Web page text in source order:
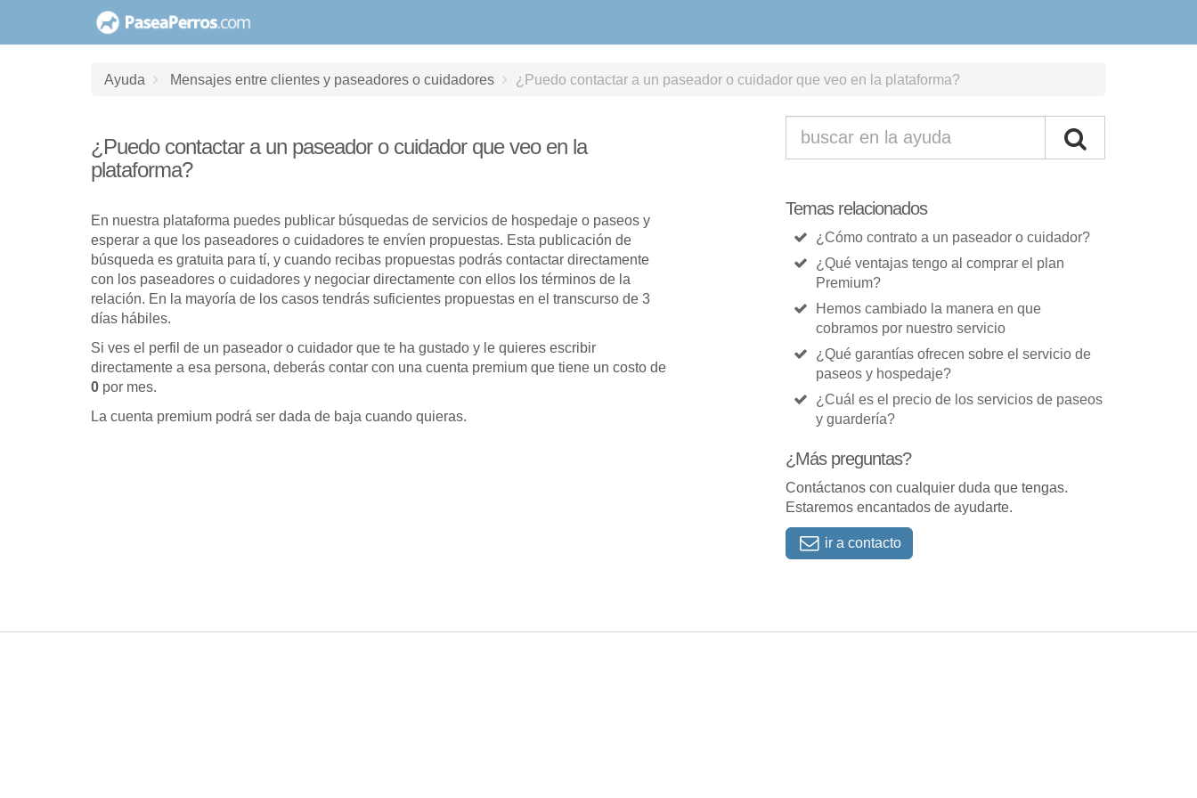
contenido
Ayuda Mensajes entre clientes y paseadores o cuidadores ¿Puedo contactar a un paseador o cuidador que veo en la plataforma?
¿Puedo contactar a un paseador o cuidador que veo en la
plataforma?
En nuestra plataforma puedes publicar búsquedas de servicios de hospedaje o paseos y
esperar a que los paseadores o cuidadores te envíen propuestas. Esta publicación de
búsqueda es gratuita para tí, y cuando recibas propuestas podrás contactar directamente
con los paseadores o cuidadores y negociar directamente con ellos los términos de la
relación. En la mayoría de los casos tendrás suficientes propuestas en el transcurso de 3
días hábiles.
Si ves el perfil de un paseador o cuidador que te ha gustado y le quieres escribir
directamente a esa persona, deberás contar con una cuenta premium que tiene un costo de
0 por mes.
La cuenta premium podrá ser dada de baja cuando quieras.
Temas relacionados
¿Cómo contrato a un paseador o cuidador?
¿Qué ventajas tengo al comprar el plan
Premium?
Hemos cambiado la manera en que
cobramos por nuestro servicio
¿Qué garantías ofrecen sobre el servicio de
paseos y hospedaje?
¿Cuál es el precio de los servicios de paseos
y guardería?
¿Más preguntas?
Contáctanos con cualquier duda que tengas.
Estaremos encantados de ayudarte.
ir a contacto